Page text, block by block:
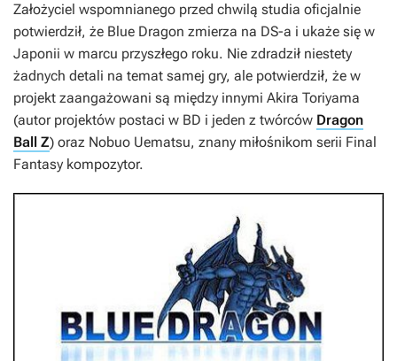
Założyciel wspomnianego przed chwilą studia oficjalnie
potwierdził, że Blue Dragon zmierza na DS-a i ukaże się w
Japonii w marcu przyszłego roku. Nie zdradził niestety
żadnych detali na temat samej gry, ale potwierdził, że w
projekt zaangażowani są między innymi Akira Toriyama
(autor projektów postaci w BD i jeden z twórców Dragon
Ball Z) oraz Nobuo Uematsu, znany miłośnikom serii Final
Fantasy kompozytor.